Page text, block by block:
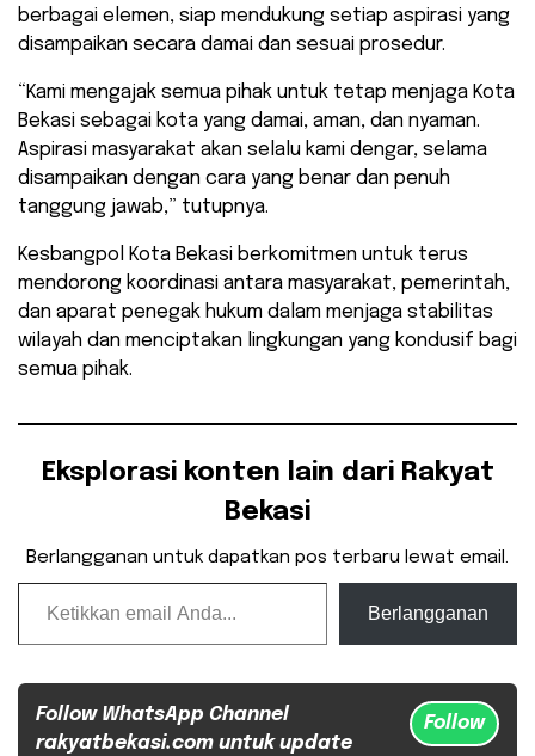
berbagai elemen, siap mendukung setiap aspirasi yang
disampaikan secara damai dan sesuai prosedur.
“Kami mengajak semua pihak untuk tetap menjaga Kota
Bekasi sebagai kota yang damai, aman, dan nyaman.
Aspirasi masyarakat akan selalu kami dengar, selama
disampaikan dengan cara yang benar dan penuh
tanggung jawab,” tutupnya.
Kesbangpol Kota Bekasi berkomitmen untuk terus
mendorong koordinasi antara masyarakat, pemerintah,
dan aparat penegak hukum dalam menjaga stabilitas
wilayah dan menciptakan lingkungan yang kondusif bagi
semua pihak.
Eksplorasi konten lain dari Rakyat
Bekasi
Berlangganan untuk dapatkan pos terbaru lewat email.
Ketikkan email Anda...
Berlangganan
Follow WhatsApp Channel
rakyatbekasi.com untuk update
Follow